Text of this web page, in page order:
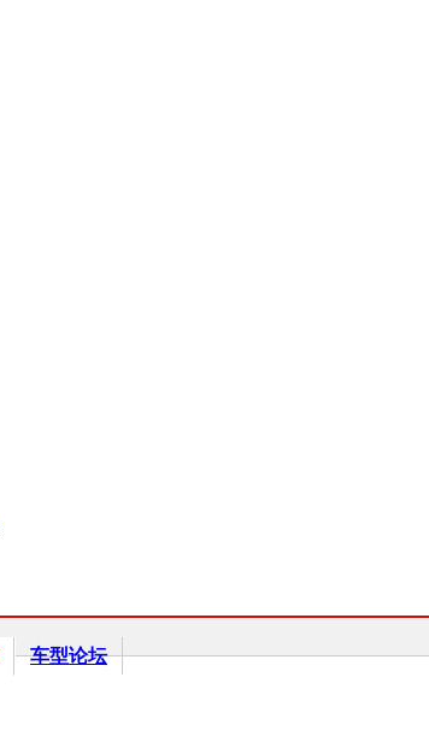
车型论坛